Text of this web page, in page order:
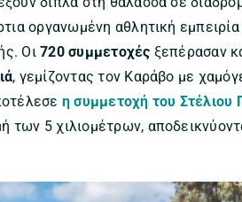
οργανωμένη αθλητική
Οι720 συμμετοχές ξεπέρασαν
, γεμίζοντας τον Καράβο με
η συμμετοχή του Στέλιου
των 5 χιλιομέτρων,